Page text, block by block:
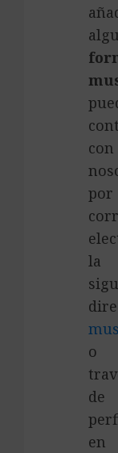
con
por
la
o
de
en